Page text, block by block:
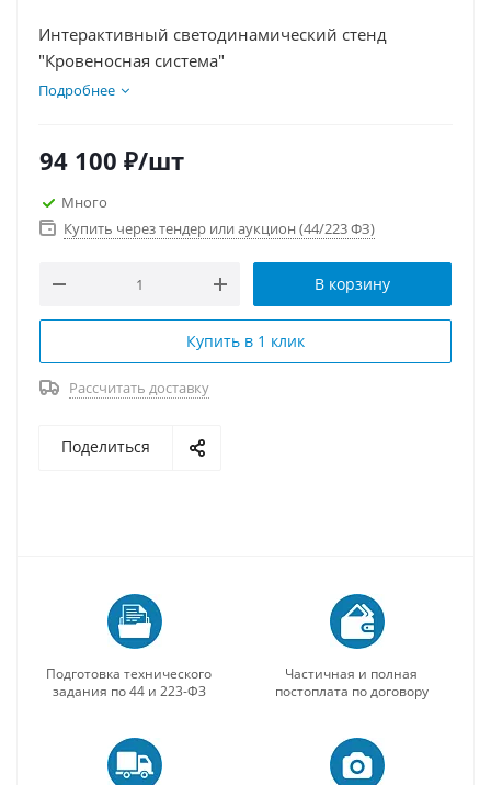
Интерактивный светодинамический стенд
"Кровеносная система"
Подробнее
94 100 ₽/шт
Много
Купить через тендер или аукцион (44/223 ФЗ)
В корзину
Купить в 1 клик
Рассчитать доставку
Поделиться
Подготовка технического
задания по 44 и 223-ФЗ
Частичная и полная
постоплата по договору